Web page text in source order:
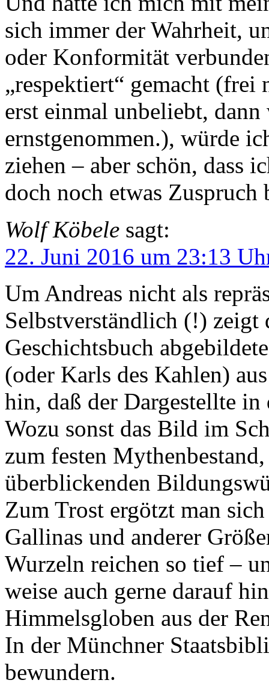
sich immer der Wahrheit,
oder Konformität
„respektiert“ gemacht (frei
erst einmal unbeliebt, dann
ernstgenommen.), würde
ziehen – aber schön, dass
doch noch etwas
Wolf Köbele sagt:
22. Juni 2016 um 23:13
Um Andreas nicht als
Selbstverständlich (!) zeigt
Geschichtsbuch
(oder Karls des Kahlen)
hin, daß der Dargestellte
Wozu sonst das Bild im
zum festen
überblickenden
Zum Trost ergötzt man
Gallinas und anderer
Wurzeln reichen so tief –
weise auch gerne darauf
Himmelsgloben aus der
In der Münchner
bewundern.